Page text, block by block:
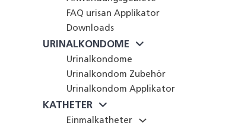
FAQ urisan Applikator
Downloads
URINALKONDOME
Urinalkondome
Urinalkondom Zubehör
Urinalkondom Applikator
KATHETER
Einmalkatheter